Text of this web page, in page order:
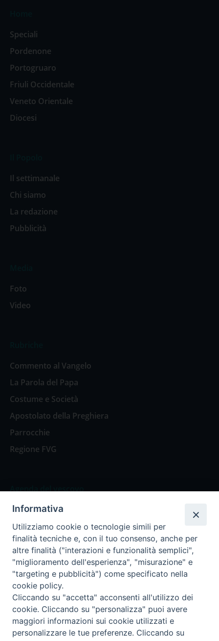
Speciali
Pordenone
Portogruaro
Friuli Occidentale
Veneto Orientale
Diocesi
Il settimanale
Chi siamo
La redazione
Pubblicità
Foto
Video
Commento al Vangelo
La Parola del Papa
Costume e Società
Apostolato della Preghiera
Parrocchie
Regione FVG
Agenda del vescovo
Agenda del vescovo
Privacy Policy Trasparenza
Termini e Condizioni
Informativa per il trattamento dei dati personali
Informativa
Utilizziamo cookie o tecnologie simili per
finalità tecniche e, con il tuo consenso, anche per
altre finalità ("interazioni e funzionalità semplici",
"miglioramento dell'esperienza", "misurazione" e
"targeting e pubblicità") come specificato nella
cookie policy.
Cliccando su "accetta" acconsenti all'utilizzo dei
cookie. Cliccando su "personalizza" puoi avere
maggiori informazioni sui cookie utilizzati e
personalizzare le tue preferenze. Cliccando su